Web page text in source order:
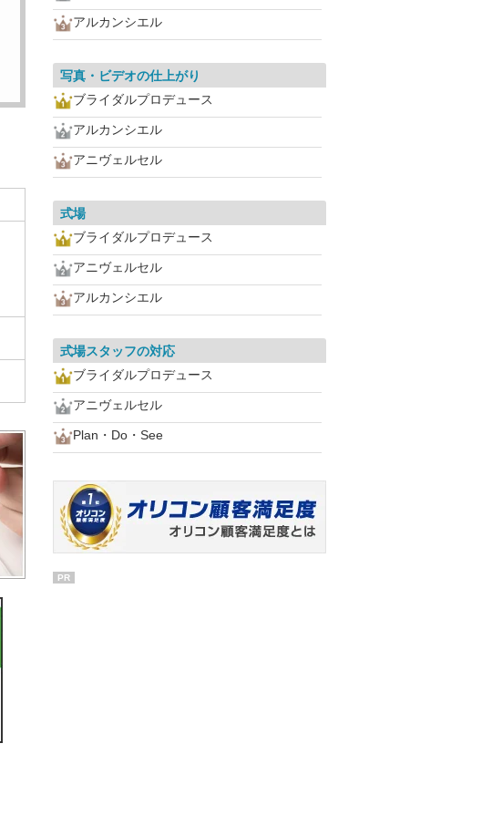
アルカンシエル
写真・ビデオの仕上がり
ブライダルプロデュース
アルカンシエル
アニヴェルセル
式場
ブライダルプロデュース
アニヴェルセル
アルカンシエル
式場スタッフの対応
ブライダルプロデュース
アニヴェルセル
Plan・Do・See
PR